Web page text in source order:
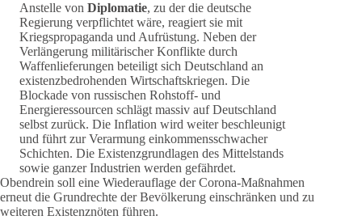
Anstelle von Diplomatie, zu der die deutsche
Regierung verpflichtet wäre, reagiert sie mit
Kriegspropaganda und Aufrüstung. Neben der
Verlängerung militärischer Konflikte durch
Waffenlieferungen beteiligt sich Deutschland an
existenzbedrohenden Wirtschaftskriegen. Die
Blockade von russischen Rohstoff- und
Energieressourcen schlägt massiv auf Deutschland
selbst zurück. Die Inflation wird weiter beschleunigt
und führt zur Verarmung einkommensschwacher
Schichten. Die Existenzgrundlagen des Mittelstands
sowie ganzer Industrien werden gefährdet.
Obendrein soll eine Wiederauflage der Corona-Maßnahmen
erneut die Grundrechte der Bevölkerung einschränken und zu
weiteren Existenznöten führen.